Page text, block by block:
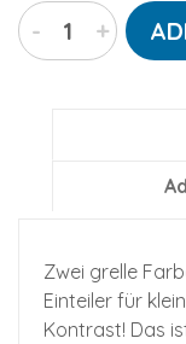
Zitronen-
Knaller-
quantity
- +
Zwei grelle
Einteiler für
Kontrast! Das